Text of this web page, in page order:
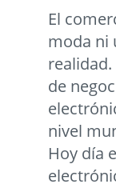
El
moda ni
de
nivel
Hoy día